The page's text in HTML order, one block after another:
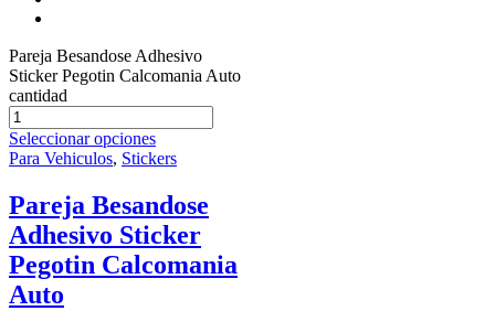
Pareja Besandose Adhesivo
Sticker Pegotin Calcomania Auto
cantidad
Seleccionar opciones
Para Vehiculos, Stickers
Pareja Besandose
Adhesivo Sticker
Pegotin Calcomania
Auto